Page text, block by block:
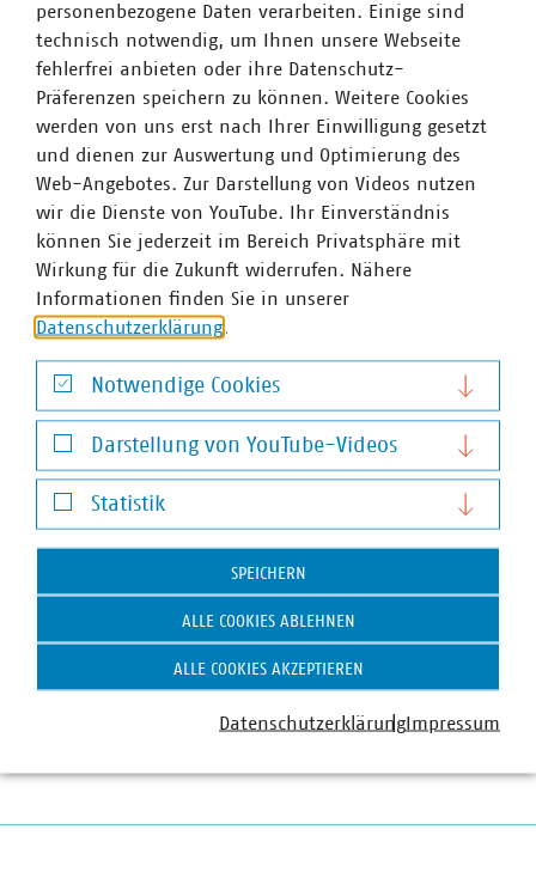
Stefan Luig
Leiter Presse und Pressesprecher mit Schwerpunkt
+49 170 8580-226
luig(at)vku(dot)de
personenbezogene Daten verarbeiten. Einige sind
technisch notwendig, um Ihnen unsere Webseite
fehlerfrei anbieten oder ihre Datenschutz-
Präferenzen speichern zu können. Weitere Cookies
werden von uns erst nach Ihrer Einwilligung gesetzt
und dienen zur Auswertung und Optimierung des
Web-Angebotes. Zur Darstellung von Videos nutzen
wir die Dienste von YouTube. Ihr Einverständnis
können Sie jederzeit im Bereich Privatsphäre mit
Wirkung für die Zukunft widerrufen. Nähere
Informationen finden Sie in unserer
Datenschutzerklärung.
Notwendige Cookies
Notwendige Cookies
Darstellung von YouTube-Videos
Darstellung von YouTube-Videos
Statistik
Statistik
SPEICHERN
ALLE COOKIES ABLEHNEN
ALLE COOKIES AKZEPTIEREN
DatenschutzerklärungImpressum